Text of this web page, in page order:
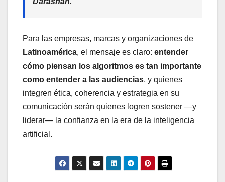
Para las empresas, marcas y organizaciones de
Latinoamérica, el mensaje es claro: entender
cómo piensan los algoritmos es tan importante
como entender a las audiencias, y quienes
integren ética, coherencia y estrategia en su
comunicación serán quienes logren sostener —y
liderar— la confianza en la era de la inteligencia
artificial.